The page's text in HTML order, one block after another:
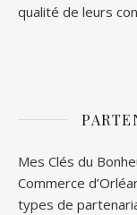
qualité de leurs
Mes Clés du
Commerce
types de